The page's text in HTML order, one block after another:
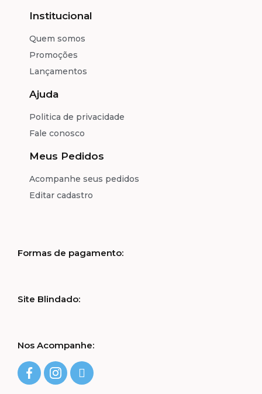
Institucional
Quem somos
Promoções
Lançamentos
Ajuda
Politica de privacidade
Fale conosco
Meus Pedidos
Acompanhe seus pedidos
Editar cadastro
Formas de pagamento:
Site Blindado:
Nos Acompanhe: